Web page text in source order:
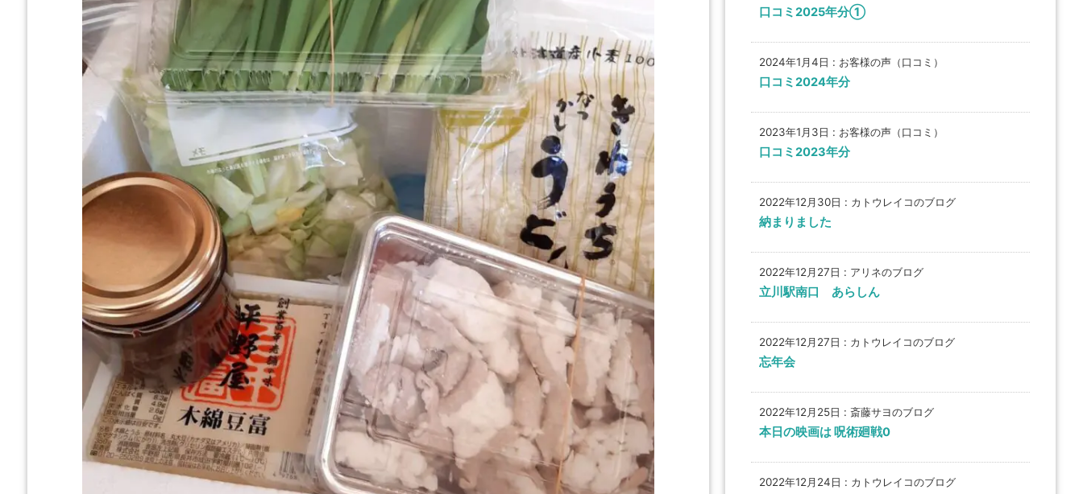
口コミ2025年分①
2024年1月4日 : お客様の声（口コミ）
口コミ2024年分
2023年1月3日 : お客様の声（口コミ）
口コミ2023年分
2022年12月30日 : カトウレイコのブログ
納まりました
2022年12月27日 : アリネのブログ
立川駅南口 あらしん
2022年12月27日 : カトウレイコのブログ
忘年会
2022年12月25日 : 斎藤サヨのブログ
本日の映画は 呪術廻戦0
2022年12月24日 : カトウレイコのブログ